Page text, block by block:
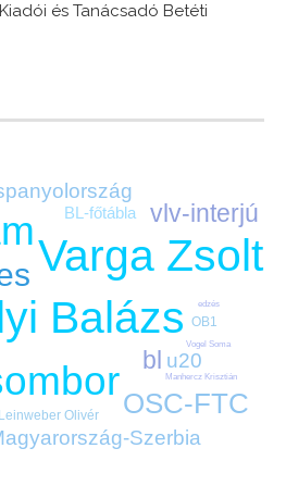
és Tanácsadó Betéti
Balázs
Varga Zsolt
OSC-FTC
bl
vlv-interjú
Szerbia
u20
BL-főtábla
Leinweber Olivér
OB1
edzés
Manhercz Krisztián
Vogel Soma